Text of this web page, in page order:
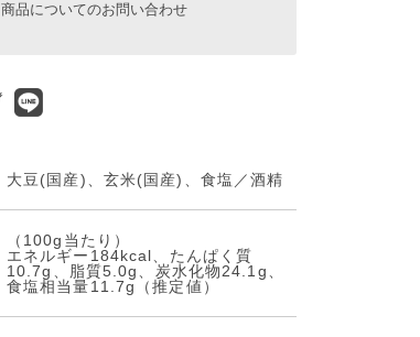
商品についてのお問い合わせ
大豆(国産)、玄米(国産)、食塩／酒精
（100g当たり）
エネルギー184kcal、たんぱく質
10.7g、脂質5.0g、炭水化物24.1g、
食塩相当量11.7g（推定値）